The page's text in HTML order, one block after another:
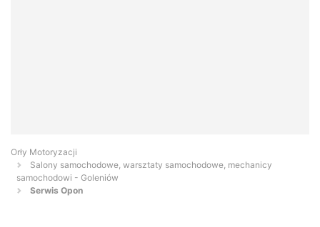
Orły Motoryzacji
Salony samochodowe, warsztaty samochodowe, mechanicy
samochodowi - Goleniów
Serwis Opon